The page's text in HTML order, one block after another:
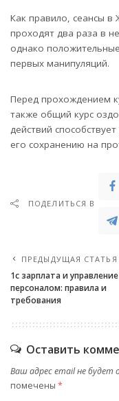
Как правило, сеансы в
проходят два раза в
однако
первых манипуляций.
Перед прохождением
также общий курс
действий
его сохранению на
ПОДЕЛИТЬСЯ В
ПРЕДЫДУЩАЯ СТАТЬЯ
1с зарплата и управление
персоналом: правила и
требования
Оставить
Ваш адрес email не будет
помечены *